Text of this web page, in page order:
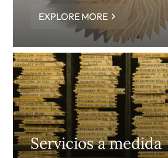
EXPLORE MORE
Servicios a medida